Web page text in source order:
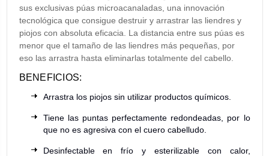
sus exclusivas púas microacanaladas, una innovación
tecnológica que consigue destruir y arrastrar las liendres y
piojos con absoluta eficacia. La distancia entre sus púas es
menor que el tamaño de las liendres más pequeñas, por
eso las arrastra hasta eliminarlas totalmente del cabello.
BENEFICIOS:
Arrastra los piojos sin utilizar productos químicos.
Tiene las puntas perfectamente redondeadas, por lo
que no es agresiva con el cuero cabelludo.
Desinfectable en frío y esterilizable con calor,